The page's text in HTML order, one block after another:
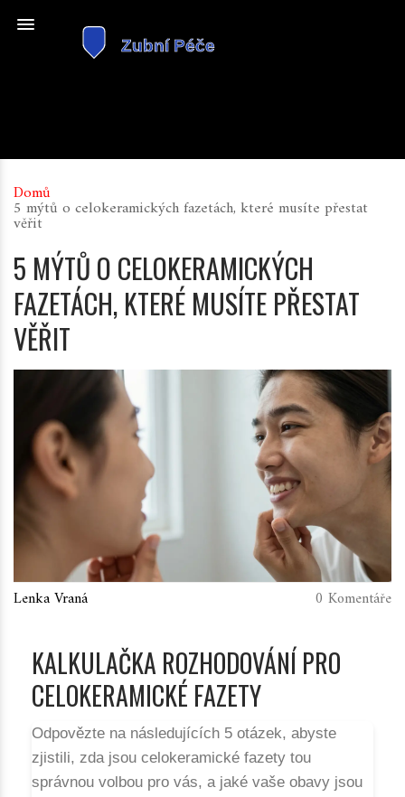
Domů
5 mýtů o celokeramických fazetách, které musíte přestat
věřit
5 MÝTŮ O CELOKERAMICKÝCH
FAZETÁCH, KTERÉ MUSÍTE PŘESTAT
VĚŘIT
Lenka Vraná 0 Komentáře
KALKULAČKA ROZHODOVÁNÍ PRO
CELOKERAMICKÉ FAZETY
Odpovězte na následujících 5 otázek, abyste
zjistili, zda jsou celokeramické fazety tou
správnou volbou pro vás, a jaké vaše obavy jsou